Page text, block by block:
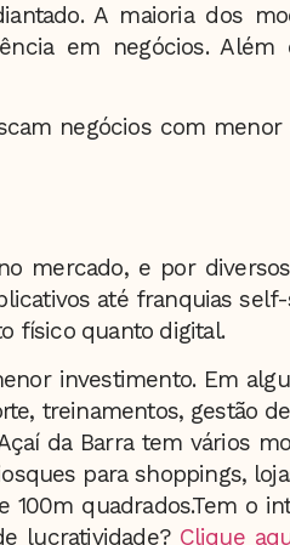
A maioria dos
em negócios. Além
negócios com menor
mercado, e por
até franquias
físico quanto digital.
investimento. Em
treinamentos, gestão
da Barra tem vários
para shoppings,
quadrados.Tem o
lucratividade?Clique